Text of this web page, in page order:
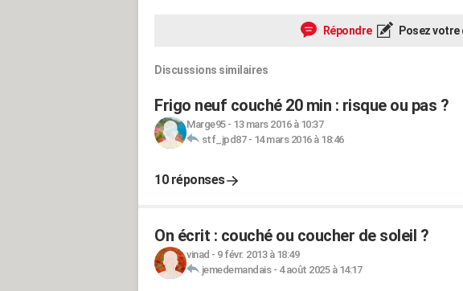
Répondre Posez
Discussions similaires
Frigo neuf couché 20 min : risque ou pas ?
Marge95- 13 mars 2016 à 10:37
stf_jpd87- 14 mars 2016 à 18:46
10 réponses
On écrit : couché ou coucher de soleil ?
vinad - 9 févr. 2013 à 18:49
jemedemandais- 4 août 2025 à 14:17